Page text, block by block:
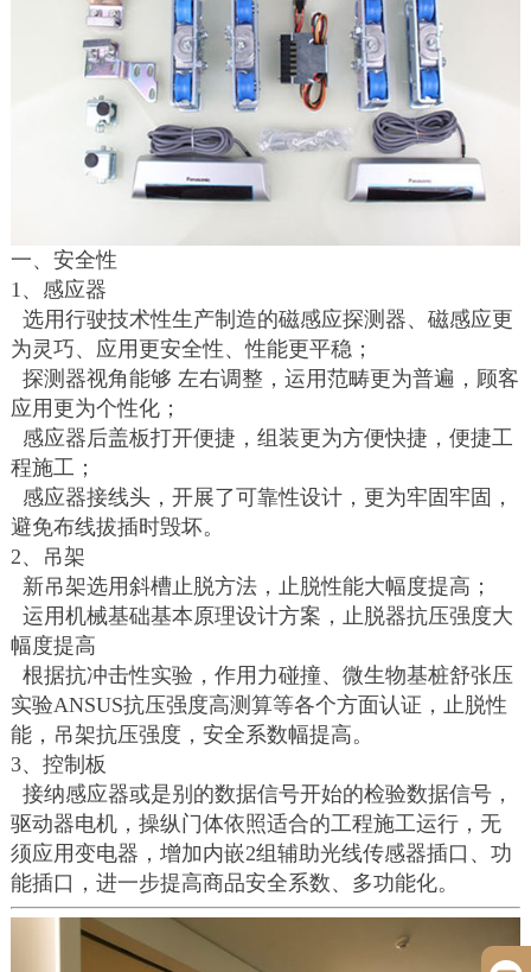
一、安全性
1、感应器
选用行驶技术性生产制造的磁感应探测器、磁感应更
为灵巧、应用更安全性、性能更平稳；
探测器视角能够 左右调整，运用范畴更为普遍，顾客
应用更为个性化；
感应器后盖板打开便捷，组装更为方便快捷，便捷工
程施工；
感应器接线头，开展了可靠性设计，更为牢固牢固，
避免布线拔插时毁坏。
2、吊架
新吊架选用斜槽止脱方法，止脱性能大幅度提高；
运用机械基础基本原理设计方案，止脱器抗压强度大
幅度提高
根据抗冲击性实验，作用力碰撞、微生物基桩舒张压
实验ANSUS抗压强度高测算等各个方面认证，止脱性
能，吊架抗压强度，安全系数幅提高。
3、控制板
接纳感应器或是别的数据信号开始的检验数据信号，
驱动器电机，操纵门体依照适合的工程施工运行，无
须应用变电器，增加内嵌2组辅助光线传感器插口、功
能插口，进一步提高商品安全系数、多功能化。